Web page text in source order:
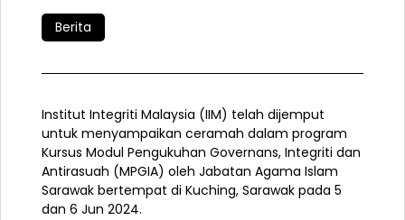
Berita
Institut Integriti Malaysia (IIM) telah dijemput
untuk menyampaikan ceramah dalam program
Kursus Modul Pengukuhan Governans, Integriti dan
Antirasuah (MPGIA) oleh Jabatan Agama Islam
Sarawak bertempat di Kuching, Sarawak pada 5
dan 6 Jun 2024.